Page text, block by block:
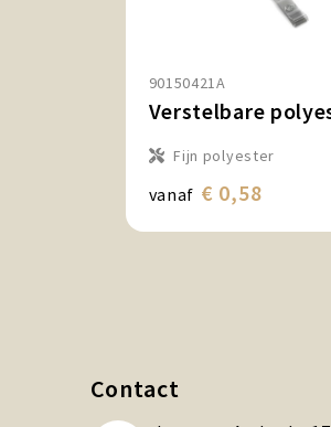
90150421A
Fijn polyester
vanaf € 0,58
Contact